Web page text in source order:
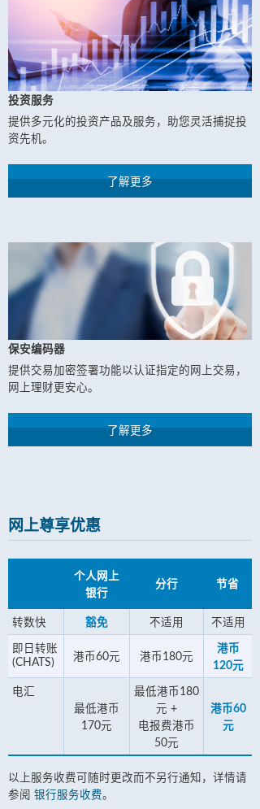
投资服务
提供多元化的投资产品及服务，助您灵活捕捉投
资先机。
了解更多
保安编码器
提供交易加密签署功能以认证指定的网上交易，
网上理财更安心。
了解更多
网上尊享优惠
个人网上
银行
分行 节省
转数快 豁免 不适用 不适用
即日转账
(CHATS)
港币60元 港币180元
港币
120元
电汇
最低港币
170元
最低港币180
元 +
电报费港币
50元
港币60
元
以上服务收费可随时更改而不另行通知，详情请
参阅 银行服务收费。